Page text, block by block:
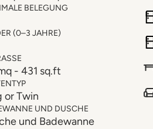
BELEGUNG
(0–3 JAHRE)
- 431 sq.ft
or Twin
UND DUSCHE
und Badewanne